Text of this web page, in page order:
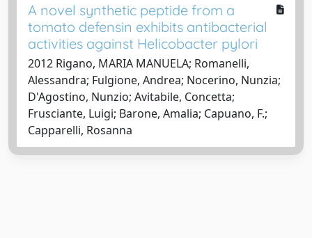
A novel synthetic peptide from a
tomato defensin exhibits antibacterial
activities against Helicobacter pylori
2012 Rigano, MARIA MANUELA; Romanelli,
Alessandra; Fulgione, Andrea; Nocerino, Nunzia;
D'Agostino, Nunzio; Avitabile, Concetta;
Frusciante, Luigi; Barone, Amalia; Capuano, F.;
Capparelli, Rosanna